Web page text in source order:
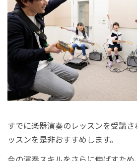
すでに楽器演奏のレッスンを受講
ッスンを是非おすすめします。